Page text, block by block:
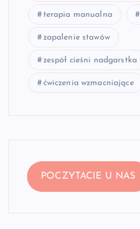
terapia manualna
zapalenie stawów
zespół cieśni nadgarstka
ćwiczenia wzmacniające
POCZYTACIE U NAS